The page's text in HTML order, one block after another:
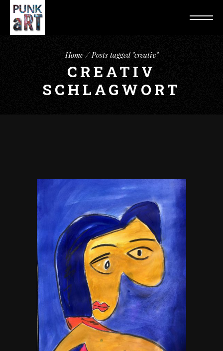
Home Posts tagged "creativ"
CREATIV
SCHLAGWORT